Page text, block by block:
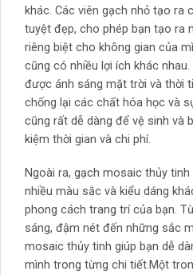
khác. Các viên gạch nhỏ tạo ra
tuyệt đẹp, cho phép bạn tạo ra
riêng biệt cho không gian của
cũng có nhiều lợi ích khác
được ánh sáng mặt trời và thời
chống lại các chất hóa học và
cũng rất dễ dàng để vệ sinh và
kiệm thời gian và chi phí.
Ngoài ra, gạch mosaic thủy
nhiều màu sắc và kiểu dáng
phong cách trang trí của bạn.
sáng, đậm nét đến những sắc
mosaic thủy tinh giúp bạn dễ
mình trong từng chi tiết.Một